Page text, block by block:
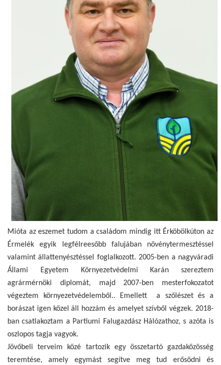
Mióta az eszemet tudom a családom mindig itt Érköbölkúton az
Érmelék egyik legfélreesőbb falujában növénytermesztéssel
valamint állattenyésztéssel foglalkozott. 2005-ben a nagyváradi
Állami Egyetem Környezetvédelmi Karán szereztem
agrármérnöki diplomát, majd 2007-ben mesterfokozatot
végeztem környezetvédelemből.. Emellett a szőlészet és a
borászat igen közel áll hozzám és amelyet szívből végzek. 2018-
ban csatlakoztam a Partiumi Falugazdász Hálózathoz, s azóta is
oszlopos tagja vagyok.
Jövőbeli terveim közé tartozik egy összetartó gazdaközösség
teremtése, amely egymást segítve meg tud erősödni és